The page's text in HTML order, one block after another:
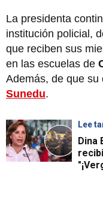
La presidenta
institución policial,
que reciben sus
en las escuelas de
Además, de que su
Sunedu.
Lee
Dina